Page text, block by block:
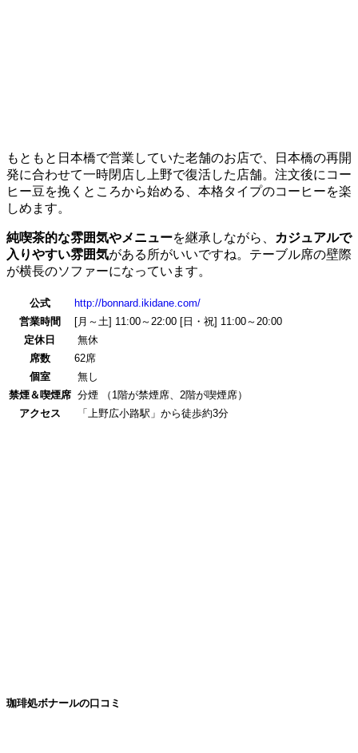
もともと日本橋で営業していた老舗のお店で、日本橋の再開
発に合わせて一時閉店し上野で復活した店舗。注文後にコー
ヒー豆を挽くところから始める、本格タイプのコーヒーを楽
しめます。
純喫茶的な雰囲気やメニューを継承しながら、
カジュアルで
入りやすい雰囲気がある所がいいですね。テーブル席の壁際
が横長のソファーになっています。
公式
http://bonnard.ikidane.com/
営業時間
[月～土] 11:00～22:00 [日・祝] 11:00～20:00
定休日
無休
席数
62席
個室
無し
禁煙＆喫煙席 分煙 （1階が禁煙席、2階が喫煙席）
アクセス
「上野広小路駅」から徒歩約3分
珈琲処ボナールの口コミ